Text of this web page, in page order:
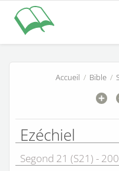
Accueil / Bible/
Ezéchiel
Segond 21 (S21) -